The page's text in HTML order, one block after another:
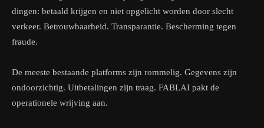
dingen: betaald krijgen en niet opgelicht worden door slecht
verkeer. Betrouwbaarheid. Transparantie. Bescherming tegen
fraude.
De meeste bestaande platforms zijn rommelig. Gegevens zijn
ondoorzichtig. Uitbetalingen zijn traag. FABLAI pakt de
operationele wrijving aan.